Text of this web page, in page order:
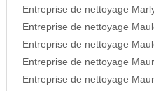
Entreprise de nettoyage
Entreprise de nettoyage
Entreprise de nettoyage
Entreprise de nettoyage
Entreprise de nettoyage